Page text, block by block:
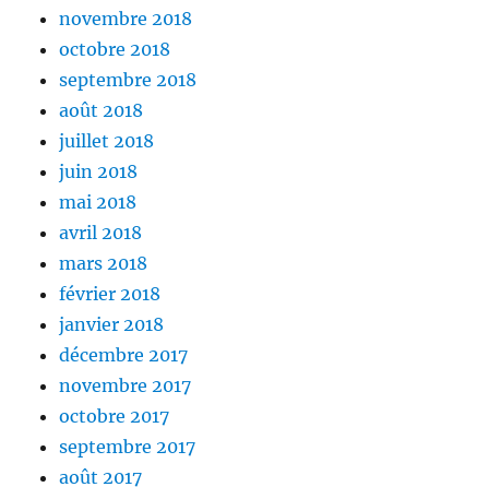
novembre 2018
octobre 2018
septembre 2018
août 2018
juillet 2018
juin 2018
mai 2018
avril 2018
mars 2018
février 2018
janvier 2018
décembre 2017
novembre 2017
octobre 2017
septembre 2017
août 2017